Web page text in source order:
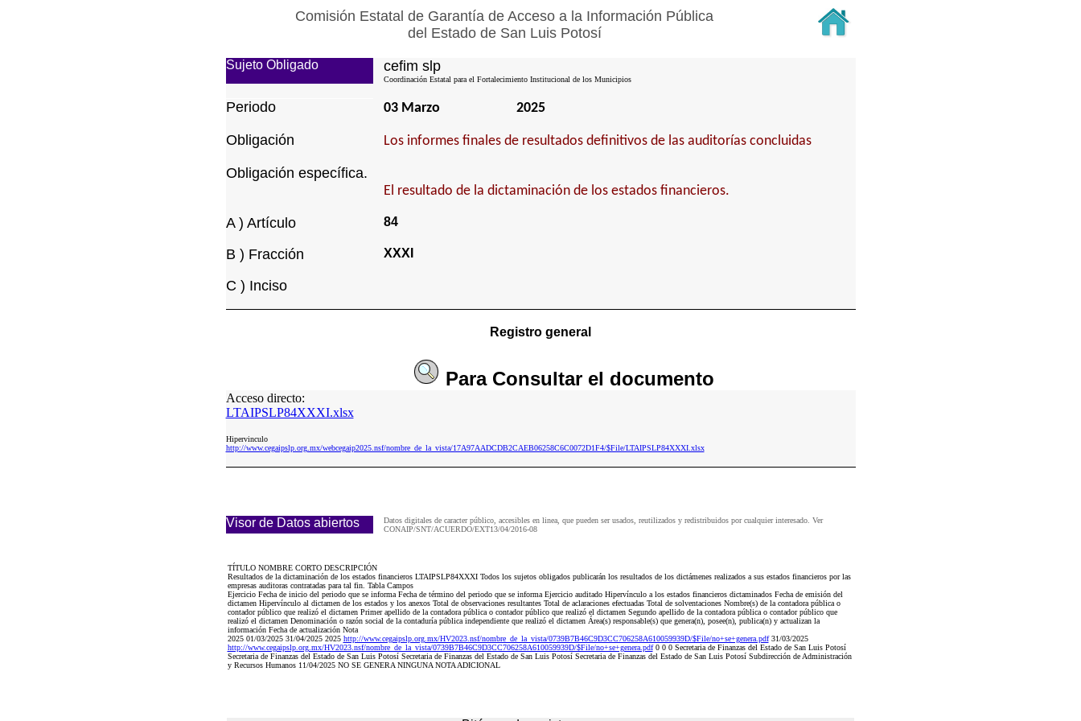
Comisión Estatal de Garantía de Acceso a la Información Pública
del Estado de San Luis Potosí
Sujeto Obligado cefim slp
Coordinación Estatal para el Fortalecimiento Institucional de los Municipios
Periodo 03 Marzo 2025
Obligación Los informes finales de resultados definitivos de las auditorías concluidas
Obligación específica.
El resultado de la dictaminación de los estados financieros.
A ) Artículo 84
B ) Fracción XXXI
C ) Inciso
Registro general
Para Consultarel documento
Acceso directo:
LTAIPSLP84XXXI.xlsx
Hipervinculo
http://www.cegaipslp.org.mx/webcegaip2025.nsf/nombre_de_la_vista/17A97AADCDB2CAEB06258C6C0072D1F4/$File/LTAIPSLP84XXXI.xlsx
Visor de Datos abiertos
Datos digitales de caracter público, accesibles en linea, que pueden ser usados, reutilizados y redistribuidos por cualquier interesado. Ver
CONAIP/SNT/ACUERDO/EXT13/04/2016-08
TÍTULO NOMBRE CORTO DESCRIPCIÓN
Resultados de la dictaminación de los estados financieros LTAIPSLP84XXXI Todos los sujetos obligados publicarán los resultados de los dictámenes realizados a sus estados financieros por las
empresas auditoras contratadas para tal fin. Tabla Campos
Ejercicio Fecha de inicio del periodo que se informa Fecha de término del periodo que se informa Ejercicio auditado Hipervínculo a los estados financieros dictaminados Fecha de emisión del
dictamen Hipervínculo al dictamen de los estados y los anexos Total de observaciones resultantes Total de aclaraciones efectuadas Total de solventaciones Nombre(s) de la contadora pública o
contador público que realizó el dictamen Primer apellido de la contadora pública o contador público que realizó el dictamen Segundo apellido de la contadora pública o contador público que
realizó el dictamen Denominación o razón social de la contaduría pública independiente que realizó el dictamen Área(s) responsable(s) que genera(n), posee(n), publica(n) y actualizan la
información Fecha de actualización Nota
2025 01/03/2025 31/04/2025 2025 http://www.cegaipslp.org.mx/HV2023.nsf/nombre_de_la_vista/0739B7B46C9D3CC706258A610059939D/$File/no+se+genera.pdf31/03/2025
http://www.cegaipslp.org.mx/HV2023.nsf/nombre_de_la_vista/0739B7B46C9D3CC706258A610059939D/$File/no+se+genera.pdf0 0 0 Secretaria de Finanzas del Estado de San Luis Potosí
Secretaria de Finanzas del Estado de San Luis Potosí Secretaria de Finanzas del Estado de San Luis Potosí Secretaria de Finanzas del Estado de San Luis Potosí Subdirección de Administración
y Recursos Humanos 11/04/2025 NO SE GENERA NINGUNA NOTA ADICIONAL